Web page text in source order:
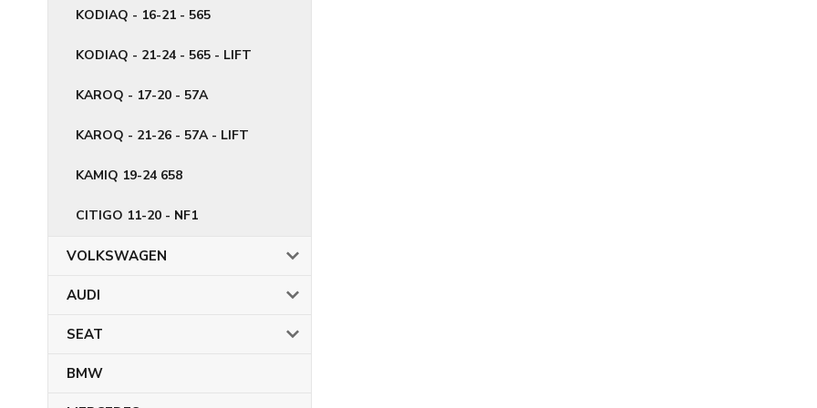
KODIAQ - 16-21 - 565
KODIAQ - 21-24 - 565 - LIFT
KAROQ - 17-20 - 57A
KAROQ - 21-26 - 57A - LIFT
KAMIQ 19-24 658
CITIGO 11-20 - NF1
VOLKSWAGEN
AUDI
SEAT
BMW